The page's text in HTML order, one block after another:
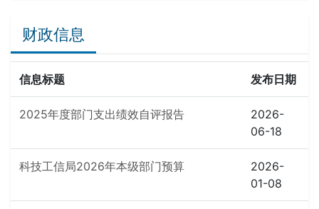
财政信息
信息标题 发布日期
2025年度部门支出绩效自评报告
2026-
06-18
科技工信局2026年本级部门预算
2026-
01-08